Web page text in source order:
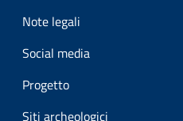
Note legali
Social media
Progetto
Siti archeologici